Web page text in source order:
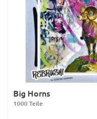
Big Horns
1000 Teile